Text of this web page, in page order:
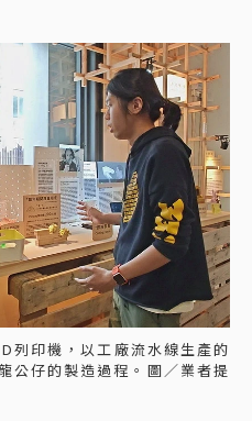
列印機，以工廠流水線生產的
公仔的製造過程。圖／業者提